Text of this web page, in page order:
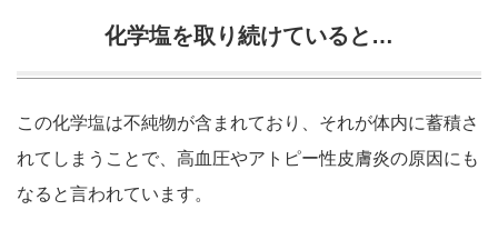
化学塩を取り続けていると…
この化学塩は不純物が含まれており、それが体内に蓄積さ
れてしまうことで、高血圧やアトピー性皮膚炎の原因にも
なると言われています。